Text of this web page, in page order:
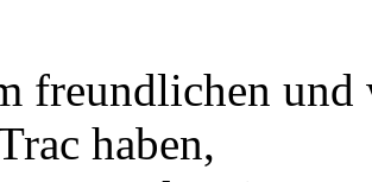
freundlichen
haben,